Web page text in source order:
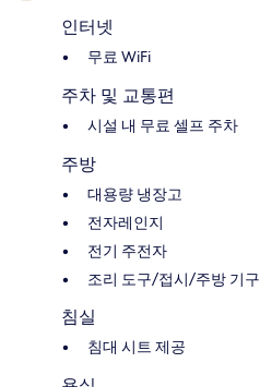
인터넷
무료 WiFi
주차 및 교통편
시설 내 무료 셀프 주차
주방
대용량 냉장고
전자레인지
전기 주전자
조리 도구/접시/주방 기구
침실
침대 시트 제공